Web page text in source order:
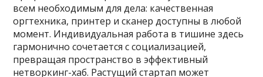
всем необходимым для дела: качественная
оргтехника, принтер и сканер доступны в любой
момент. Индивидуальная работа в тишине здесь
гармонично сочетается с социализацией,
превращая пространство в эффективный
нетворкинг-хаб. Растущий стартап может